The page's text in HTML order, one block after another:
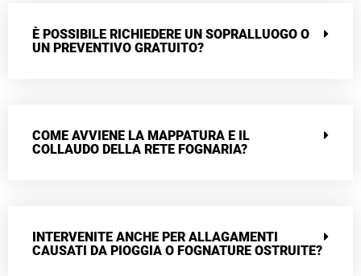
È POSSIBILE RICHIEDERE UN SOPRALLUOGO O
UN PREVENTIVO GRATUITO?
COME AVVIENE LA MAPPATURA E IL
COLLAUDO DELLA RETE FOGNARIA?
INTERVENITE ANCHE PER ALLAGAMENTI
CAUSATI DA PIOGGIA O FOGNATURE OSTRUITE?